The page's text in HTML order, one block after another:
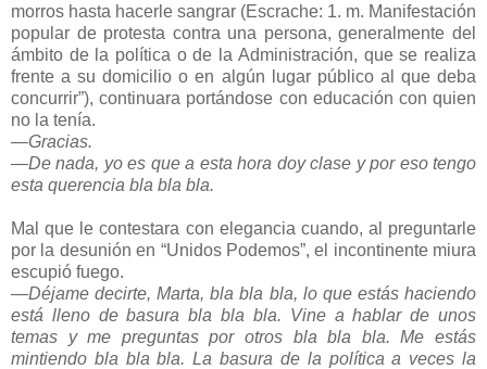
morros hasta hacerle sangrar (Escrache: 1. m. Manifestación
popular de protesta contra una persona, generalmente del
ámbito de la política o de la Administración, que se realiza
frente a su domicilio o en algún lugar público al que deba
concurrir”), continuara portándose con educación con quien
no la tenía.
—Gracias.
—De nada, yo es que a esta hora doy clase y por eso tengo
esta querencia bla bla bla.
Mal que le contestara con elegancia cuando, al preguntarle
por la desunión en “Unidos Podemos”, el incontinente miura
escupió fuego.
—Déjame decirte, Marta, bla bla bla, lo que estás haciendo
está lleno de basura bla bla bla. Vine a hablar de unos
temas y me preguntas por otros bla bla bla. Me estás
mintiendo bla bla bla. La basura de la política a veces la